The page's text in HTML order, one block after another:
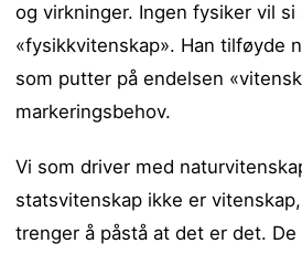
og virkninger. Ingen fysiker vil si
«fysikkvitenskap». Han tilføyde
som putter på endelsen
markeringsbehov.
Vi som driver med
statsvitenskap ikke er
trenger å påstå at det er det.